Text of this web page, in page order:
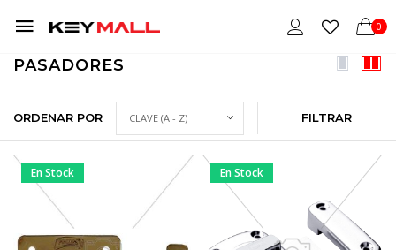
0
PASADORES
ORDENAR POR FILTRAR
En Stock En Stock